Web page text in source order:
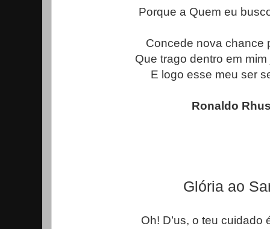
Porque a Quem eu
Concede nova chance
Que trago dentro em
E logo esse meu ser
Ronaldo
Glória ao
Oh! D’us, o teu cuidado